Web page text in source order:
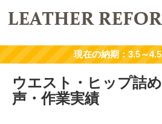
ウエスト・ヒップ詰め